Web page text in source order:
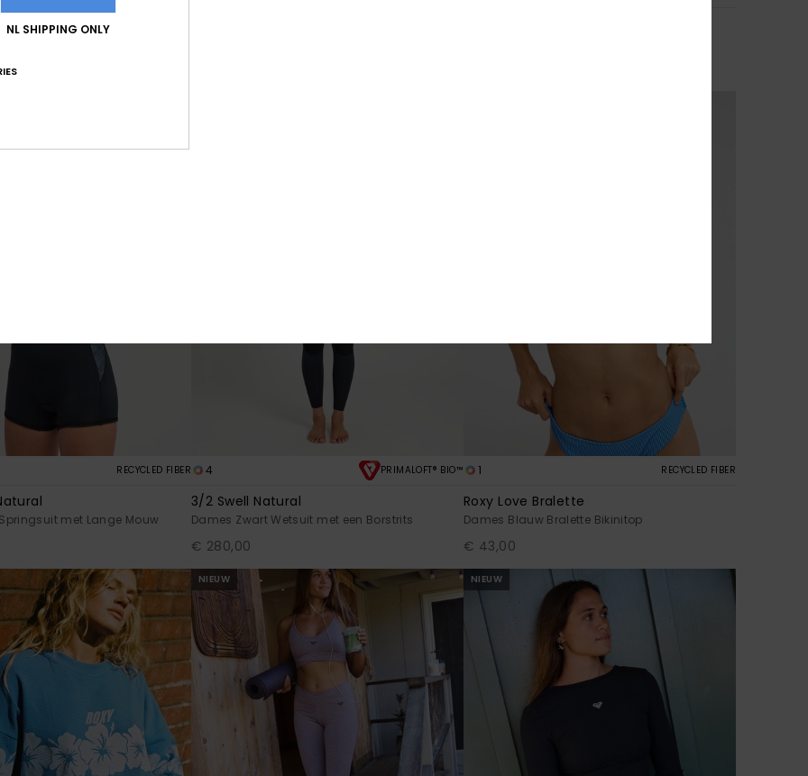
Solid
RECYCLED FIBER
met Lange Mouw
4 PRIMALOFT® BIO™
3/2 Swell Natural
Dames Zwart Wetsuit met een Borstrits
€ 280,00
1 RECYCLED FIBER
Roxy Love Bralette
Dames Blauw Bralette Bikinitop
€ 43,00
NIEUW NIEUW
NL SHIPPING ONLY